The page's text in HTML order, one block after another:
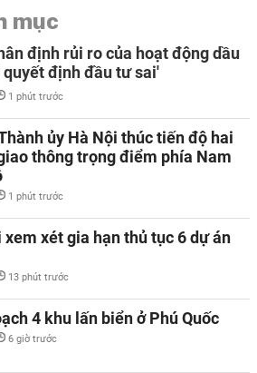
mục
định rủi ro của hoạt động dầu
quyết định đầu tư sai'
1 phút trước
ủy Hà Nội thúc tiến độ hai
thông trọng điểm phía Nam
1 phút trước
xem xét gia hạn thủ tục 6 dự án
13 phút trước
4 khu lấn biển ở Phú Quốc
6 giờ trước